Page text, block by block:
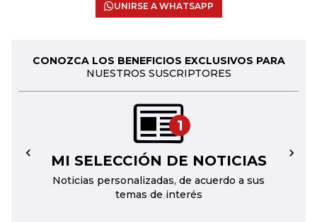
UNIRSE A WHATSAPP
CONOZCA LOS BENEFICIOS EXCLUSIVOS PARA
NUESTROS SUSCRIPTORES
1
MI SELECCIÓN DE NOTICIAS
Noticias personalizadas, de acuerdo a sus
temas de interés
← →